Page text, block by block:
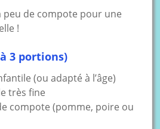
peu de compote pour une
!
3 portions)
(ou adapté à l’âge)
très fine
compote (pomme, poire ou